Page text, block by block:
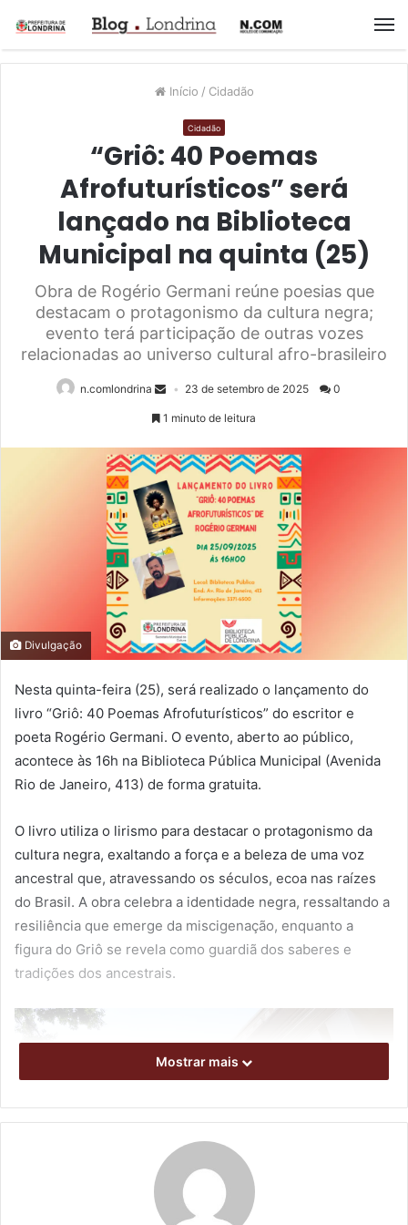
Início / Cidadão
Cidadão
“Griô: 40 Poemas
Afrofuturísticos” será
lançado na Biblioteca
Municipal na quinta (25)
Obra de Rogério Germani reúne poesias que
destacam o protagonismo da cultura negra;
evento terá participação de outras vozes
relacionadas ao universo cultural afro-brasileiro
n.comlondrina 23 de setembro de 2025 0
1 minuto de leitura
Divulgação
Nesta quinta-feira (25), será realizado o lançamento do
livro “Griô: 40 Poemas Afrofuturísticos” do escritor e
poeta Rogério Germani. O evento, aberto ao público,
acontece às 16h na Biblioteca Pública Municipal (Avenida
Rio de Janeiro, 413) de forma gratuita.
O livro utiliza o lirismo para destacar o protagonismo da
cultura negra, exaltando a força e a beleza de uma voz
ancestral que, atravessando os séculos, ecoa nas raízes
do Brasil. A obra celebra a identidade negra, ressaltando a
resiliência que emerge da miscigenação, enquanto a
figura do Griô se revela como guardiã dos saberes e
tradições dos ancestrais.
Mostrar mais